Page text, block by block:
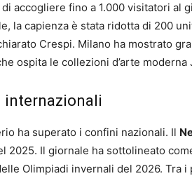
accogliere fino a 1.000 visitatori al
la capienza è stata ridotta di 200
Crespi. Milano ha mostrato
ospita le collezioni d’arte moderna
ha superato i confini nazionali. Il
2025. Il giornale ha sottolineato
Olimpiadi invernali del 2026. Tra